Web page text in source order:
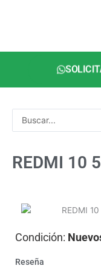
Search
REDMI 10
Condición:
Reseña